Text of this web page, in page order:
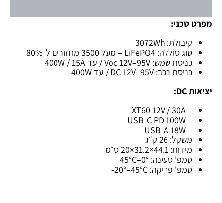
מפרט טכני:
קיבולת: 3072Wh
סוג סוללה: LiFePO4 – מעל 3500 מחזורים ל־80%
כניסת שמש: Voc 12V–95V / עד 400W / 15A
כניסת רכב: DC 12V–95V / עד 400W
יציאות DC:
– XT60 12V / 30A
– USB-C PD 100W
– USB-A 18W
משקל: 26 ק״ג
מידות: 44.1×31.2×20 ס״מ
טמפ' טעינה: 0°–45°C
טמפ' פריקה: ‎-20°–45°C